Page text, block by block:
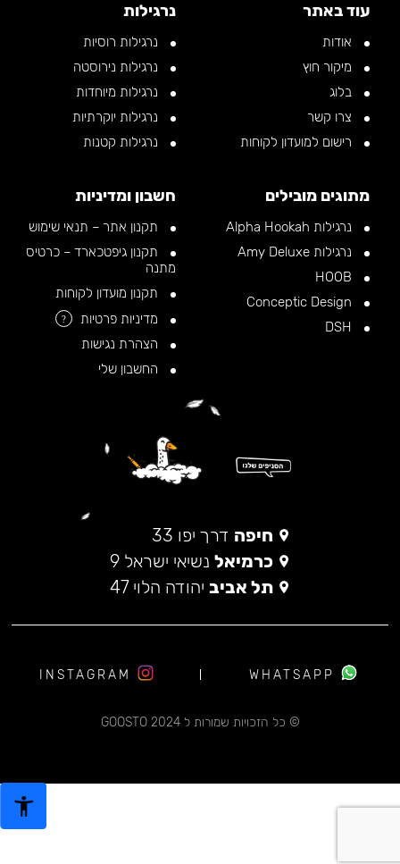
עוד באתר
אודות
מיקור חוץ
בלוג
צרו קשר
רישום למועדון לקוחות
נרגילות
נרגילות רוסיות
נרגילות נירוסטה
נרגילות מיוחדות
נרגילות יוקרתיות
נרגילות קטנות
מתוגים מובילים
נרגילות Alpha Hookah
נרגילות Amy Deluxe
חשבון ומדיניות
תקנון אתר – תנאי שימוש
תקנון גיפטכארד – כרטיס
מתנה
תקנון מועדון לקוחות
מדיניות פרטיות
?
הצהרת נגישות
החשבון שלי
חיפה דרך יפו 33
כרמיאל נשיאי ישראל 9
תל אביב יהודה הלוי 47
© כל הזכויות שמורות ל 2024 GOOSTO
WHATSAPP
INSTAGRAM